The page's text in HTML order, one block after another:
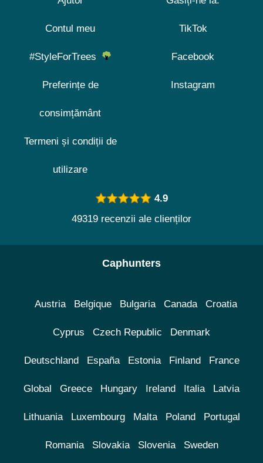
Contul meu
#StyleForTrees
Preferințe de
consimțământ
Termeni și condiții de
utilizare
TikTok
Facebook
Instagram
4.9
49319 recenzii ale clienților
Caphunters
Austria Belgique Bulgaria Canada Croatia
Cyprus Czech Republic Denmark
Deutschland España Estonia Finland France
Global Greece Hungary Ireland Italia Latvia
Lithuania Luxembourg Malta Poland Portugal
Romania Slovakia Slovenia Sweden